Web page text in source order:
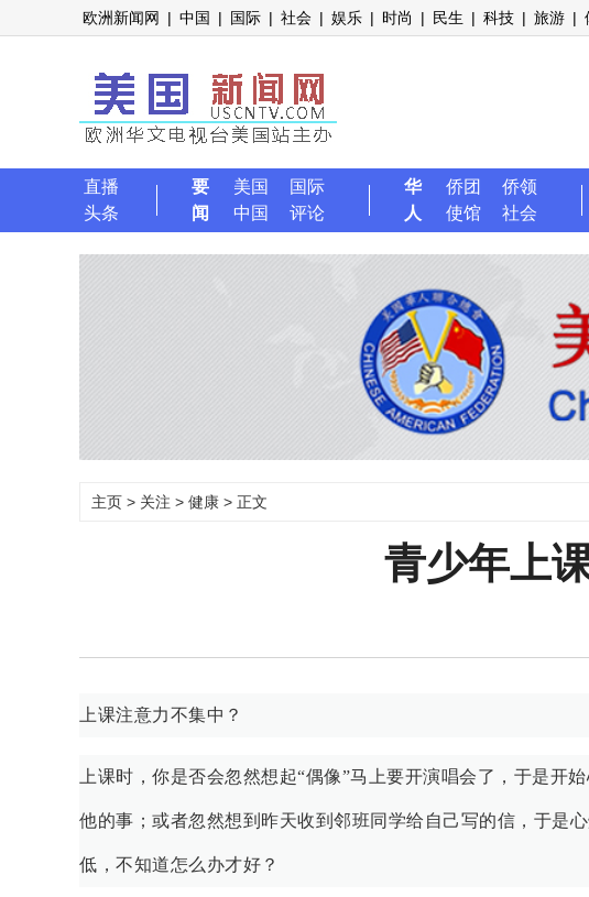
欧洲新闻网 | 中国 | 国际 | 社会 | 娱乐 | 时尚 | 民生 | 科技 | 旅游 |
直播
头条
要
闻
美国
国际
中国
评论
华
人
侨团
侨领
使馆
社会
主页 > 关注 > 健康 > 正文
青少年上
上课注意力不集中？
上课时，你是否会忽然想起“偶像”马上要开演唱会了，于是开
他的事；或者忽然想到昨天收到邻班同学给自己写的信，于是
低，不知道怎么办才好？